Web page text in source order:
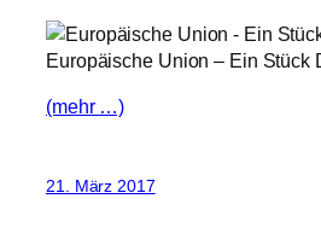
Europäische Union – Ein Stück
(mehr …)
21. März 2017